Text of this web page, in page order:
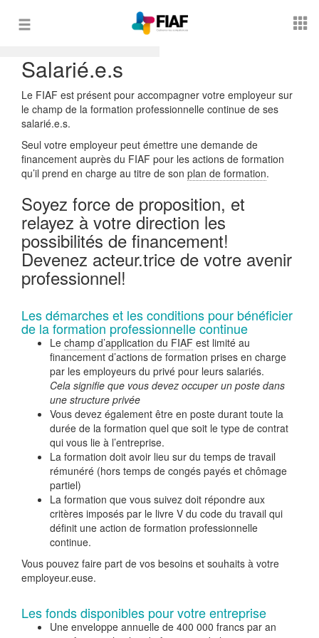
Toggle
Salarié.e.s
Le FIAF est présent pour accompagner votre employeur sur
le champ de la formation professionnelle continue de ses
salarié.e.s.
Seul votre employeur peut émettre une demande de
financement auprès du FIAF pour les actions de formation
qu’il prend en charge au titre de son plan de formation.
Soyez force de proposition, et
relayez à votre direction les
possibilités de financement!
Devenez acteur.trice de votre avenir
professionnel!
Les démarches et les conditions pour bénéficier
de la formation professionnelle continue
Le champ d’application du FIAF est limité au
financement d’actions de formation prises en charge
par les employeurs du privé pour leurs salariés.
Cela signifie que vous devez occuper un poste dans
une structure privée
Vous devez également être en poste durant toute la
durée de la formation quel que soit le type de contrat
qui vous lie à l’entreprise.
La formation doit avoir lieu sur du temps de travail
rémunéré (hors temps de congés payés et chômage
partiel)
La formation que vous suivez doit répondre aux
critères imposés par le livre V du code du travail qui
définit une action de formation professionnelle
continue.
Vous pouvez faire part de vos besoins et souhaits à votre
employeur.euse.
Les fonds disponibles pour votre entreprise
Une enveloppe annuelle de 400 000 francs par an